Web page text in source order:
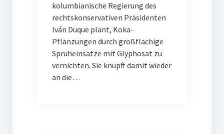
kolumbianische Regierung des
rechtskonservativen Präsidenten
Iván Duque plant, Koka-
Pflanzungen durch großflächige
Sprüheinsätze mit Glyphosat zu
vernichten. Sie knüpft damit wieder
an die…